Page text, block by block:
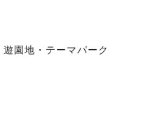
遊園地・テーマパーク